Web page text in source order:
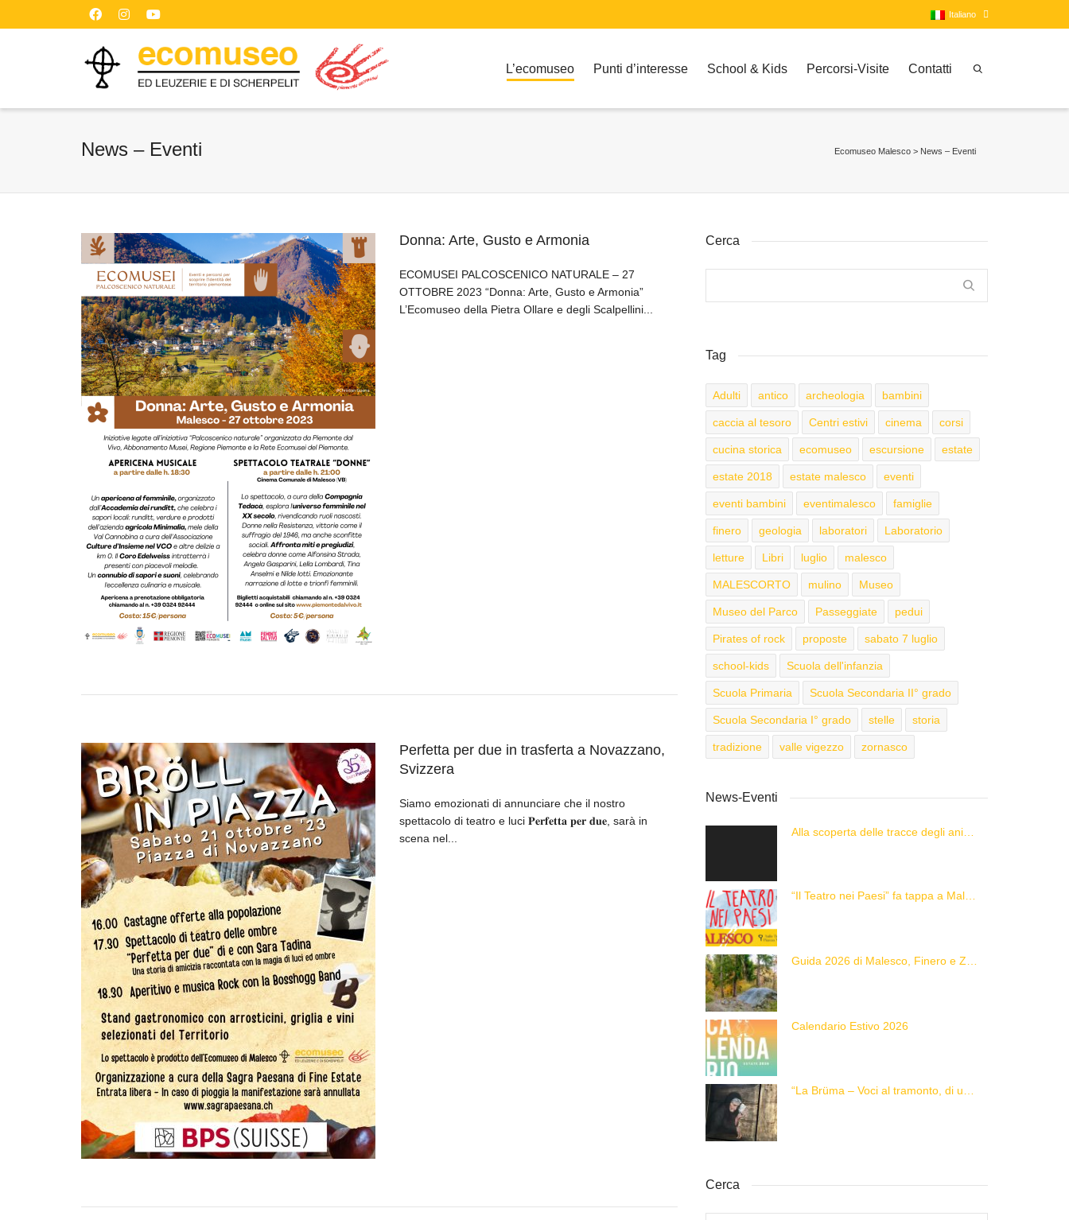
Italiano
Inglese
L’ecomuseo Punti d’interesse School & Kids Percorsi-Visite Contatti
News – Eventi Ecomuseo Malesco > News – Eventi
Donna: Arte, Gusto e Armonia
ECOMUSEI PALCOSCENICO NATURALE – 27
OTTOBRE 2023 “Donna: Arte, Gusto e Armonia”
L’Ecomuseo della Pietra Ollare e degli Scalpellini...
Perfetta per due in trasferta a Novazzano,
Svizzera
Siamo emozionati di annunciare che il nostro
spettacolo di teatro e luci 𝐏𝐞𝐫𝐟𝐞𝐭𝐭𝐚 𝐩𝐞𝐫 𝐝𝐮𝐞, sarà in
scena nel...
Cerca
Tag
Adulti antico archeologia bambini
caccia al tesoro Centri estivi cinema corsi
cucina storica ecomuseo escursione estate
estate 2018 estate malesco eventi
eventi bambini eventimalesco famiglie
finero geologia laboratori Laboratorio
letture Libri luglio malesco
MALESCORTO mulino Museo
Museo del Parco Passeggiate pedui
Pirates of rock proposte sabato 7 luglio
school-kids Scuola dell'infanzia
Scuola Primaria Scuola Secondaria II° grado
Scuola Secondaria I° grado stelle storia
tradizione valle vigezzo zornasco
News-Eventi
Calendario Estivo 2026
“La Brüma – Voci al tramonto, di una vita e di un’epoca”
Cerca